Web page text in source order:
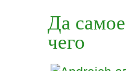
Да
чего